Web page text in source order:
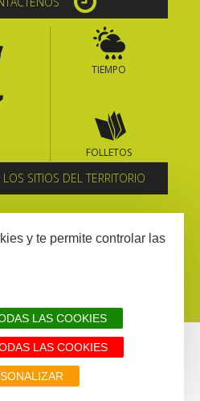
TIEMPO
FOLLETOS
SITIOS DEL TERRITORIO
boletín informativo
TODOS LOS SITIOS DEL TERRITORIO
y te permite controlar las
LAS COOKIES
LAS COOKIES